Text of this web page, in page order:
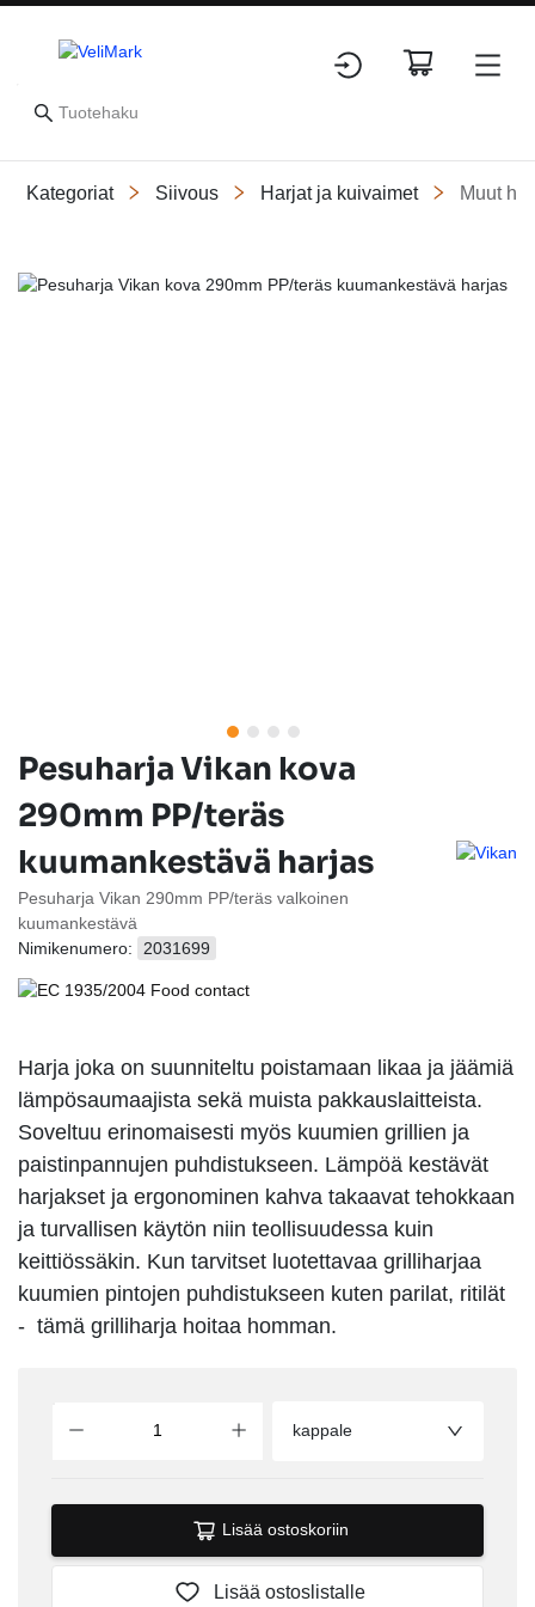
Kategoriat Siivous Harjat ja kuivaimet Muut
Slide 1 of 4
Pesuharja Vikan kova
290mm PP/teräs
kuumankestävä harjas
Pesuharja Vikan 290mm PP/teräs valkoinen
kuumankestävä
Nimikenumero:
2031699
Harja joka on suunniteltu poistamaan likaa ja jäämiä
lämpösaumaajista sekä muista pakkauslaitteista.
Soveltuu erinomaisesti myös kuumien grillien ja
paistinpannujen puhdistukseen. Lämpöä kestävät
harjakset ja ergonominen kahva takaavat tehokkaan
ja turvallisen käytön niin teollisuudessa kuin
keittiössäkin. Kun tarvitset luotettavaa grilliharjaa
kuumien pintojen puhdistukseen kuten parilat, ritilät
- tämä grilliharja hoitaa homman.
kappale
Lisää ostoskoriin
Lisää ostoslistalle